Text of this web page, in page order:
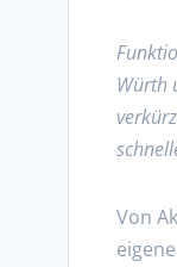
Würth
Von